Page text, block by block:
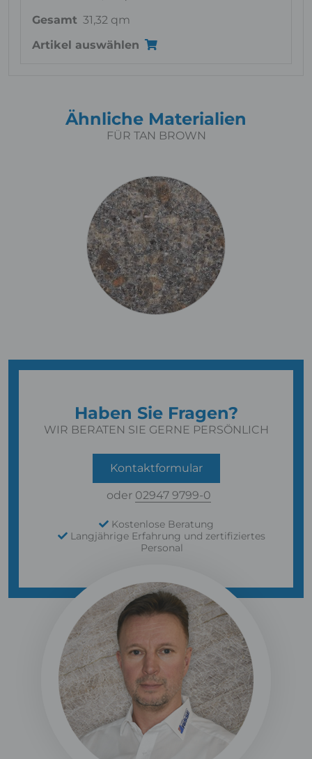
Gesamt 31,32 qm
Artikel auswählen
Ähnliche Materialien
FÜR TAN BROWN
Haben Sie Fragen?
WIR BERATEN SIE GERNE PERSÖNLICH
Kontaktformular
oder 02947 9799-0
Kostenlose Beratung
Langjährige Erfahrung und zertifiziertes
Personal